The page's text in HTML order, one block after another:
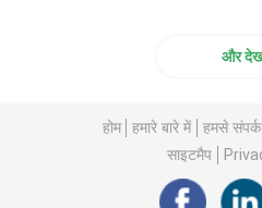
और
होम हमारे बारे में हमसे
साइटमैप